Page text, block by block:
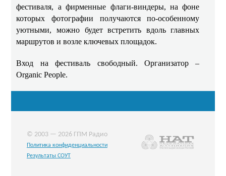
фестиваля, а фирменные флаги‑виндеры, на фоне
которых фотографии получаются по-особенному
уютными, можно будет встретить вдоль главных
маршрутов и возле ключевых площадок.
Вход на фестиваль свободный. Организатор –
Organic People.
© 2003 — 2026 ГПМ Радио
Политика конфиденциальности
Результаты СОУТ